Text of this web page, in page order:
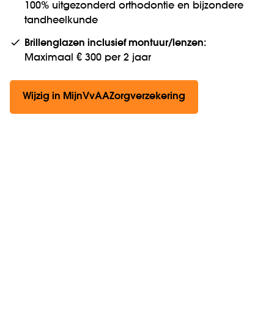
100% uitgezonderd orthodontie en bijzondere
tandheelkunde
Brillenglazen inclusief montuur/lenzen:
Maximaal € 300 per 2 jaar
Wijzig in MijnVvAAZorgverzekering